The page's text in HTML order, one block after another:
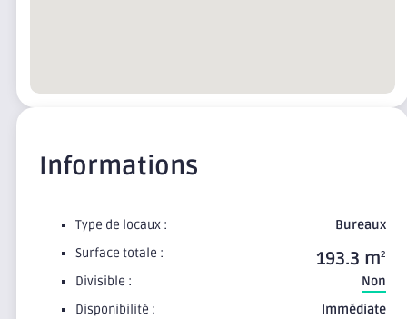
Informations
Type de locaux :
Bureaux
Surface totale :
193.3 m2
Divisible :
Non
Disponibilité :
Immédiate